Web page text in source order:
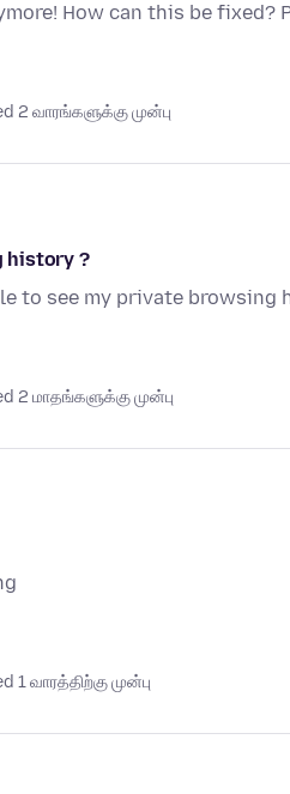
How can this be fixed?
2 வாரங்களுக்கு முன்பு
history ?
to see my private browsing
2 மாதங்களுக்கு முன்பு
1 வாரத்திற்கு முன்பு